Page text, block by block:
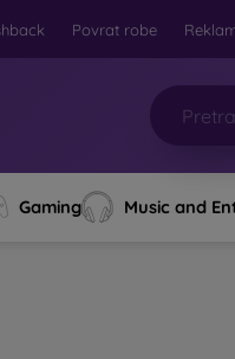
Povrat robe
Gaming Music and